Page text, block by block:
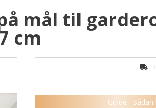
mål til
cm
Guide -